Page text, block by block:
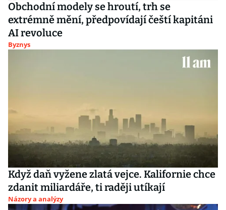
Obchodní modely se hroutí, trh se
extrémně mění, předpovídají čeští kapitáni
AI revoluce
Byznys
Když daň vyžene zlatá vejce. Kalifornie chce
zdanit miliardáře, ti raději utíkají
Názory a analýzy